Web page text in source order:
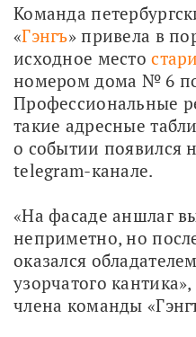
Команда
«Гэнгъ» привела в
исходное место
номером дома № 6
Профессиональные
такие адресные
о событии появился
telegram-канале.
«На фасаде аншлаг
неприметно, но
оказался
узорчатого
члена команды